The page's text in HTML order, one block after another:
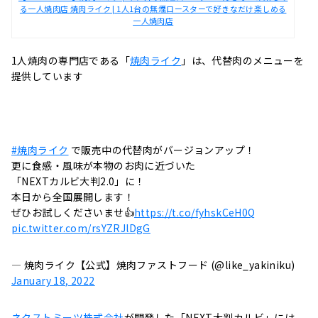
る一人焼肉店 焼肉ライク | 1人1台の無煙ロースターで好きなだけ楽しめる
一人焼肉店
1人焼肉の専門店である 「焼肉ライク 」は、代替肉のメニューを
提供しています
#焼肉ライク で販売中の代替肉がバージョンアップ！
更に食感・風味が本物のお肉に近づいた
「NEXTカルビ大判2.0」に！
本日から全国展開します！
ぜひお試しくださいませ👍https://t.co/fyhskCeH0Q
pic.twitter.com/rsYZRJlDgG
— 焼肉ライク【公式】焼肉ファストフード (@like_yakiniku)
January 18, 2022